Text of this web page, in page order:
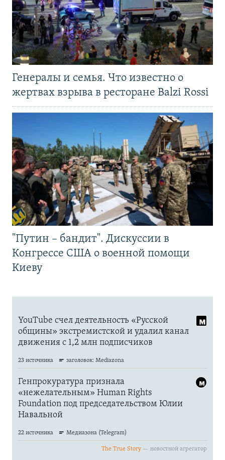
Генералы и семья. Что известно о
жертвах взрыва в ресторане Balzi Rossi
"Путин – бандит". Дискуссии в
Конгрессе США о военной помощи
Киеву